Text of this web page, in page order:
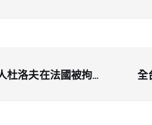
杜洛夫在法國被拘
全